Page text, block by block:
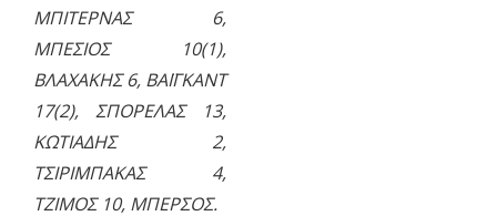
ΜΠΙΤΕΡΝΑΣ 6,
ΜΠΕΣΙΟΣ 10(1),
ΒΛΑΧΑΚΗΣ 6, ΒΑΪΓΚΑΝΤ
17(2), ΣΠΟΡΕΛΑΣ 13,
ΚΩΤΙΑΔΗΣ 2,
ΤΣΙΡΙΜΠΑΚΑΣ 4,
ΤΖΙΜΟΣ 10, ΜΠΕΡΣΟΣ.